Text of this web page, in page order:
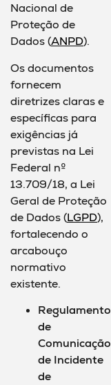
Nacional de
Proteção de
Dados (ANPD).
Os documentos
fornecem
diretrizes claras e
específicas para
exigências já
previstas na Lei
Federal nº
13.709/18, a Lei
Geral de Proteção
de Dados (LGPD),
fortalecendo o
arcabouço
normativo
existente.
Regulamento
de
Comunicação
de Incidente
de